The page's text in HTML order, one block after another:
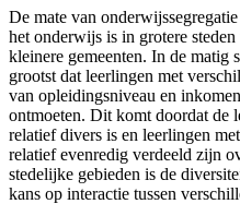
De mate van
het onderwijs is in grotere
kleinere gemeenten. In de matig
grootst dat leerlingen met
van opleidingsniveau en
ontmoeten. Dit komt doordat de
relatief divers is en leerlingen
relatief evenredig verdeeld zijn
stedelijke gebieden is de
kans op interactie tussen